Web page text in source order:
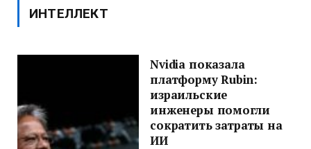
ИНТЕЛЛЕКТ
Nvidia показала
платформу Rubin:
израильские
инженеры помогли
сократить затраты на
ИИ